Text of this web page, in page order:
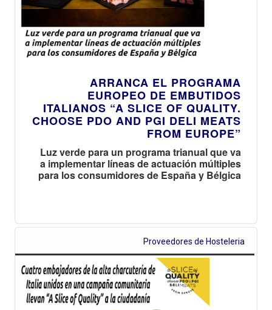
ARRANCA EL PROGRAMA
EUROPEO DE EMBUTIDOS
ITALIANOS “A SLICE OF QUALITY.
CHOOSE PDO AND PGI DELI MEATS
FROM EUROPE”
Luz verde para un programa trianual que va
a implementar líneas de actuación múltiples
para los consumidores de España y Bélgica
Proveedores de Hosteleria